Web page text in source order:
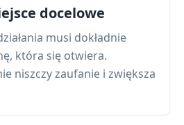
docelowe
musi dokładnie
która się otwiera.
niszczy zaufanie i zwiększa